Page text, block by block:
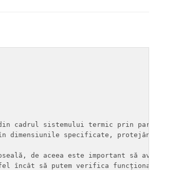
cadrul sistemului termic prin
dimensiunile specificate, protejând în
de aceea este important să avem
încât să putem verifica funcționarea